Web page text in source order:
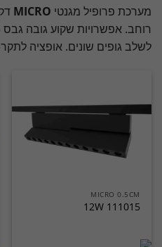
מערכת פרופיל מגנטי MICRO
רוחב. אפשרויות שקוע גובה גבס
לשלב גופים שונים. אופציה
MICRO 0.5CM
111015 12W